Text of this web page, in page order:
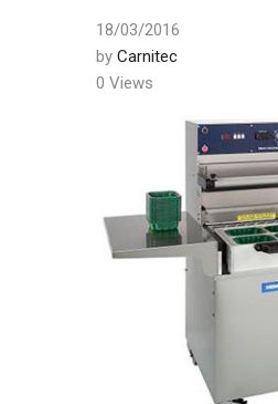
18/03/2016
by Carnitec
0 Views